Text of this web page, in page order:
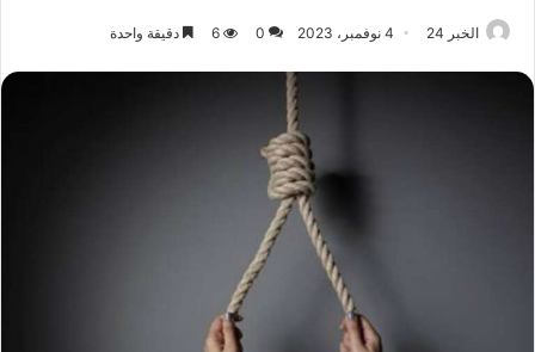
الخبر 24 4 نوفمبر، 2023 0
6 دقيقة واحدة